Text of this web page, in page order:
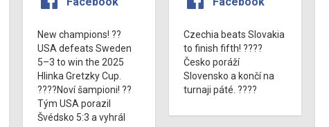
New champions! ??
USA defeats Sweden
5–3 to win the 2025
Hlinka Gretzky Cup.
????Noví šampioni! ??
Tým USA porazil
Švédsko 5:3 a vyhrál
Czechia beats Slovakia
to finish fifth! ????
Česko poráží
Slovensko a končí na
turnaji páté. ????